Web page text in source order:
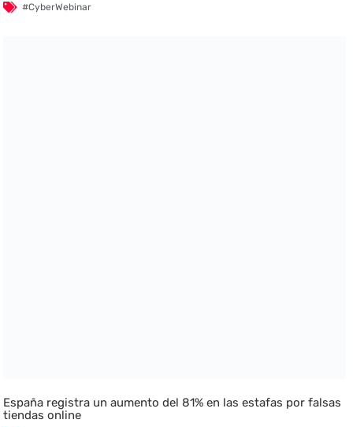
#CyberWebinar
España registra un aumento del 81% en las estafas por falsas
tiendas online